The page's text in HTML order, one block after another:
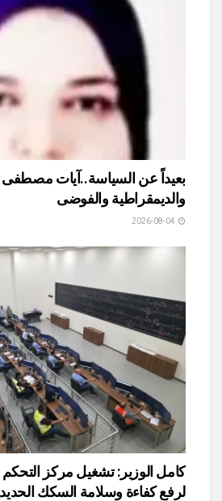
بعيداً عن السياسة..آيات مصطفى
والديمقراطية والفوضى
كامل الوزير: تشغيل مركز
لرفع كفاءة وسلامة السكك